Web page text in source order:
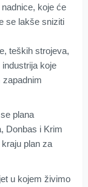
koje će
se lakše sniziti
teških strojeva,
koje
zapadnim
plana
Donbas i Krim
plan za
u kojem živimo